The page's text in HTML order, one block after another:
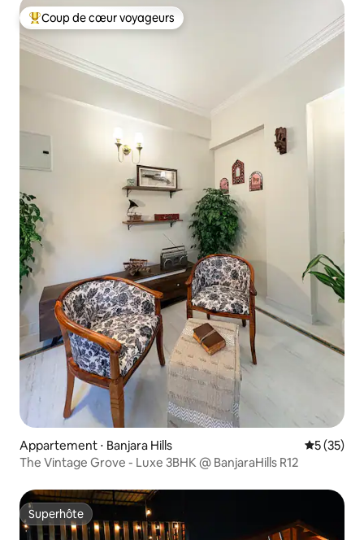
Coups de cœur voyageurs les plus appréciés
Coup de cœur voyageurs
Appartement ⋅ Banjara Hills
5 (35)
The Vintage Grove - Luxe 3BHK @ BanjaraHills R12
Superhôte
Superhôte